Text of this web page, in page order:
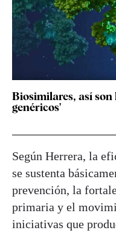
Biosimilares, así son
genéricos'
Según Herrera, la
se sustenta
prevención, la
primaria y el
iniciativas que